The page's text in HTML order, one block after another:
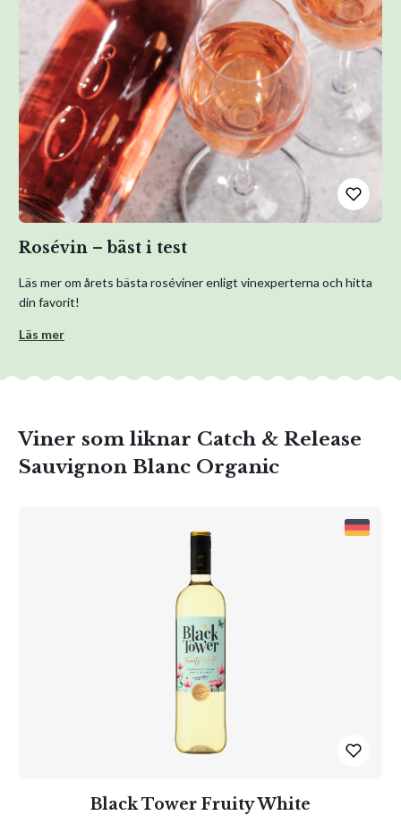
Rosévin – bäst i test
Läs mer om årets bästa roséviner enligt vinexperterna och hitta
din favorit!
Läs mer
Viner som liknar Catch & Release
Sauvignon Blanc Organic
Black Tower Fruity White